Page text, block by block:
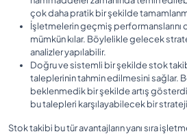
çok daha pratik bir şekilde
İşletmelerin geçmiş
mümkün kılar. Böylelikle gelecek
analizler yapılabilir.
Doğru ve sistemli bir şekilde stok
taleplerinin tahmin edilmesini sağlar.
beklenmedik bir şekilde artış
bu talepleri karşılayabilecek bir
Stok takibi bu tür avantajların yanı sıra